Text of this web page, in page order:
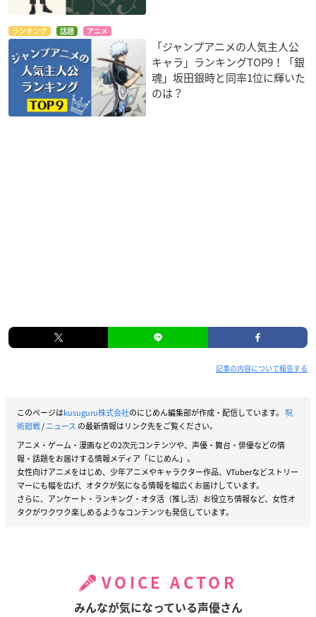
ランキング 話題 アニメ
「ジャンプアニメの人気主人公
キャラ」ランキングTOP9！「銀
魂」坂田銀時と同率1位に輝いた
のは？
記事の内容について報告する
このページはkusuguru株式会社のにじめん編集部が作成・配信しています。 呪
術廻戦/ニュース の最新情報はリンク先をご覧ください。
アニメ・ゲーム・漫画などの2次元コンテンツや、声優・舞台・俳優などの情
報・話題をお届けする情報メディア「にじめん」。
女性向けアニメをはじめ、少年アニメやキャラクター作品、VTuberなどストリー
マーにも幅を広げ、オタクが気になる情報を幅広くお届けしています。
さらに、アンケート・ランキング・オタ活（推し活）お役立ち情報など、女性オ
タクがワクワク楽しめるようなコンテンツも発信しています。
VOICE ACTOR
みんなが気になっている声優さん